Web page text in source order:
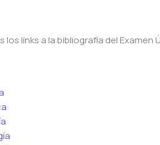
links a la bibliografía del Examen